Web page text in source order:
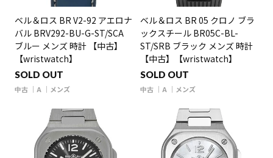
ベル＆ロス BR V2-92 アエロナ
バル BRV292-BU-G-ST/SCA
ブルー メンズ 時計 【中古】
【wristwatch】
SOLD OUT
中古 A メンズ
ベル＆ロス BR 05 クロノ ブラ
ックスチール BR05C-BL-
ST/SRB ブラック メンズ 時計
【中古】【wristwatch】
SOLD OUT
中古 A メンズ